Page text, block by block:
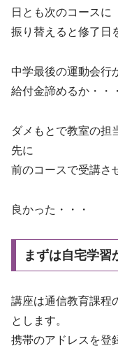
日とも次のコースに
振り替えると修了日
中学最後の運動会行
給付金諦めるか・・・
ダメもとで教室の担
先に
前のコースで受講さ
良かった・・・
まずは自宅学習
講座は通信教育課程
とします。
携帯のアドレスを登